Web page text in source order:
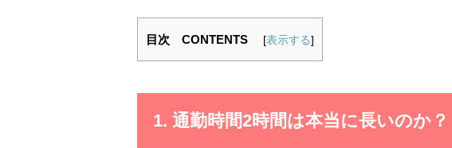
目次 CONTENTS [表示する]
1. 通勤時間2時間は本当に長いのか？